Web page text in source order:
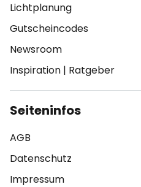
Lichtplanung
Gutscheincodes
Newsroom
Inspiration | Ratgeber
Seiteninfos
AGB
Datenschutz
Impressum